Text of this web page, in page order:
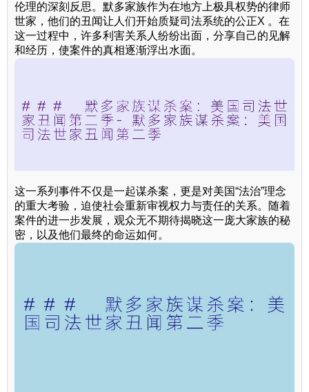
伦理的深刻反思。默多家族作为在地方上极具权势的律师
世家，他们的丑闻让人们开始质疑司法系统的公正X 。在
这一过程中，许多利害关系人纷纷出面，分享自己的见解
和经历，使案件的真相逐渐浮出水面。
这一系列事件不仅是一起谋杀案，更是对美国“法治”理念
的重大考验，迫使社会重新审视权力与责任的关系。随着
案件的进一步发展，观众无不期待揭晓这一庞大家族的秘
密，以及他们最终的命运如何。